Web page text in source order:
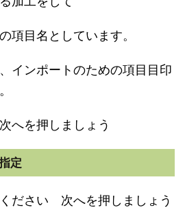
項目名としています。
インポートのための項目目印
へを押しましょう
定
ださい 次へを押しましょう